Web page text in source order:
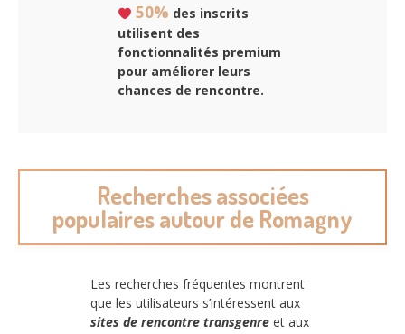
50% des inscrits
utilisent des
fonctionnalités premium
pour améliorer leurs
chances de rencontre.
Recherches associées
populaires autour de Romagny
Les recherches fréquentes montrent
que les utilisateurs s’intéressent aux
sites de rencontre transgenre et aux